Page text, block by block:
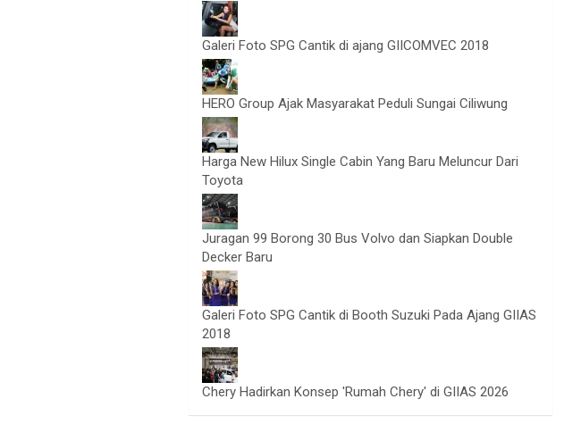
Galeri Foto SPG Cantik di ajang GIICOMVEC 2018
HERO Group Ajak Masyarakat Peduli Sungai Ciliwung
Harga New Hilux Single Cabin Yang Baru Meluncur Dari
Toyota
Juragan 99 Borong 30 Bus Volvo dan Siapkan Double
Decker Baru
Galeri Foto SPG Cantik di Booth Suzuki Pada Ajang GIIAS
2018
Chery Hadirkan Konsep 'Rumah Chery' di GIIAS 2026